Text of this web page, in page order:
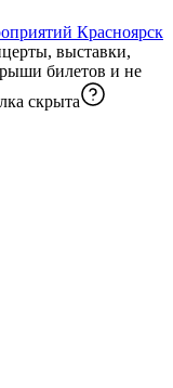
Красноярск
выставки,
билетов и не
скрыта